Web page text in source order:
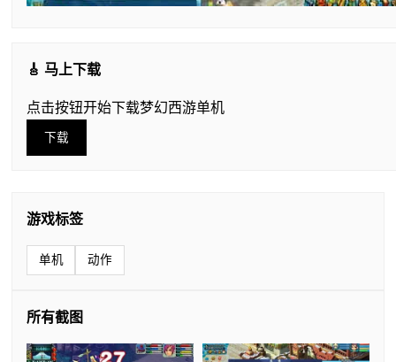
🎸 马上下载
点击按钮开始下载梦幻西游单机
下载
游戏标签
单机 动作
所有截图